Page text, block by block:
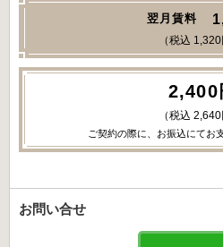
翌月賃料
（税込 1,320
2,400
（税込 2,640
ご契約の際に、お振込にてお
お問い合せ